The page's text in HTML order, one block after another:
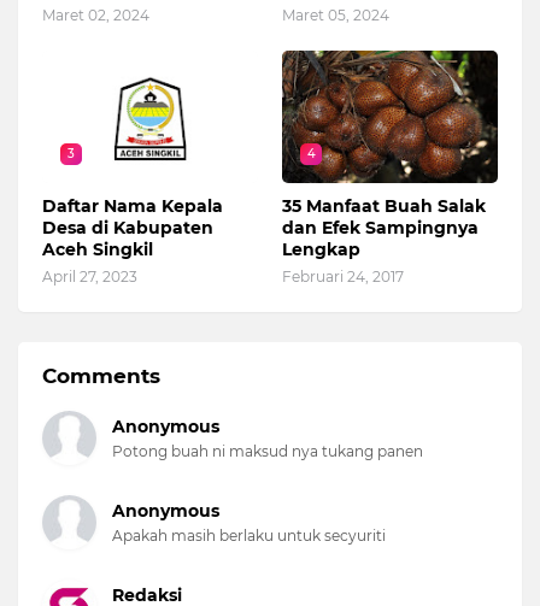
Maret 02, 2024 Maret 05, 2024
3
Daftar Nama Kepala
Desa di Kabupaten
Aceh Singkil
April 27, 2023
4
35 Manfaat Buah Salak
dan Efek Sampingnya
Lengkap
Februari 24, 2017
Comments
Anonymous
Potong buah ni maksud nya tukang panen
Anonymous
Apakah masih berlaku untuk secyuriti
Redaksi